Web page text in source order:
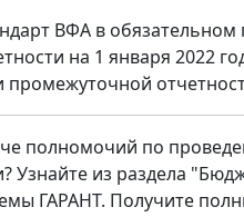
ВФА в
на 1 января 2022
полномочий по
Узнайте из раздела
ГАРАНТ. Получите